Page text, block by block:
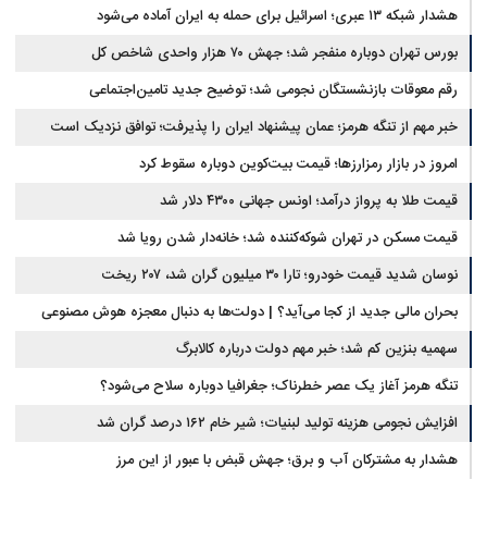
هشدار شبکه ۱۳ عبری؛ اسرائیل برای حمله به ایران آماده می‌شود
بورس تهران دوباره منفجر شد؛ جهش ۷۰ هزار واحدی شاخص کل
رقم معوقات بازنشستگان نجومی شد؛ توضیح جدید تامین‌اجتماعی
خبر مهم از تنگه هرمز؛ عمان پیشنهاد ایران را پذیرفت؛ توافق نزدیک است
امروز در بازار رمزارزها؛ قیمت بیت‌کوین دوباره سقوط کرد
قیمت طلا به پرواز درآمد؛ اونس جهانی ۴۳۰۰ دلار شد
قیمت مسکن در تهران شوکه‌کننده شد؛ خانه‌دار شدن رویا شد
نوسان شدید قیمت خودرو؛ تارا ۳۰ میلیون گران شد، ۲۰۷ ریخت
بحران مالی جدید از کجا می‌آید؟ | دولت‌ها به دنبال معجزه هوش مصنوعی
سهمیه بنزین کم شد؛ خبر مهم دولت درباره کالابرگ
تنگه هرمز آغاز یک عصر خطرناک؛ جغرافیا دوباره سلاح می‌شود؟
افزایش نجومی هزینه تولید لبنیات؛ شیر خام ۱۶۲ درصد گران شد
هشدار به مشترکان آب و برق؛ جهش قبض با عبور از این مرز